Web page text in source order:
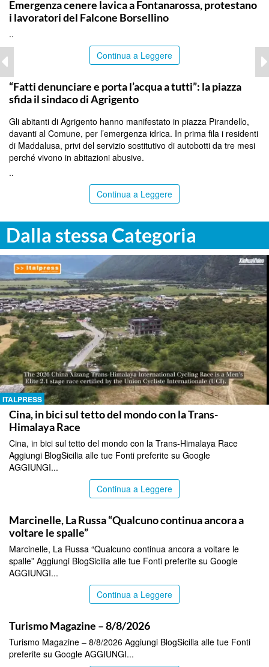
Emergenza cenere lavica a Fontanarossa, protestano
i lavoratori del Falcone Borsellino
..
Continua a Leggere
“Fatti denunciare e porta l’acqua a tutti”: la piazza
sfida il sindaco di Agrigento
Gli abitanti di Agrigento hanno manifestato in piazza Pirandello,
davanti al Comune, per l’emergenza idrica. In prima fila i residenti
di Maddalusa, privi del servizio sostitutivo di autobotti da tre mesi
perché vivono in abitazioni abusive.
..
Continua a Leggere
Dalla stessa Categoria
ITALPRESS
Cina, in bici sul tetto del mondo con la Trans-
Himalaya Race
Cina, in bici sul tetto del mondo con la Trans-Himalaya Race
Aggiungi BlogSicilia alle tue Fonti preferite su Google
AGGIUNGI...
Continua a Leggere
Marcinelle, La Russa “Qualcuno continua ancora a
voltare le spalle”
Marcinelle, La Russa “Qualcuno continua ancora a voltare le
spalle” Aggiungi BlogSicilia alle tue Fonti preferite su Google
AGGIUNGI...
Continua a Leggere
Turismo Magazine – 8/8/2026
Turismo Magazine – 8/8/2026 Aggiungi BlogSicilia alle tue Fonti
preferite su Google AGGIUNGI...